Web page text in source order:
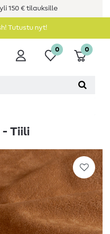
150 € tilauksille
Tutustu nyt!
0 0
- Tiili